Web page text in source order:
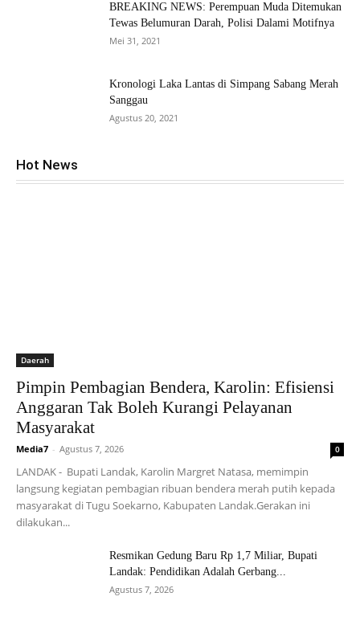
BREAKING NEWS: Perempuan Muda Ditemukan
Tewas Belumuran Darah, Polisi Dalami Motifnya
Mei 31, 2021
Kronologi Laka Lantas di Simpang Sabang Merah
Sanggau
Agustus 20, 2021
Hot News
Daerah
Pimpin Pembagian Bendera, Karolin: Efisiensi
Anggaran Tak Boleh Kurangi Pelayanan
Masyarakat
Media7 - Agustus 7, 2026 0
LANDAK - Bupati Landak, Karolin Margret Natasa, memimpin
langsung kegiatan pembagian ribuan bendera merah putih kepada
masyarakat di Tugu Soekarno, Kabupaten Landak.Gerakan ini
dilakukan...
Resmikan Gedung Baru Rp 1,7 Miliar, Bupati
Landak: Pendidikan Adalah Gerbang...
Agustus 7, 2026